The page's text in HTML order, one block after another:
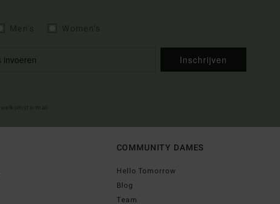
Inschrijven
COMMUNITY DAMES
Hello Tomorrow
Blog
Team